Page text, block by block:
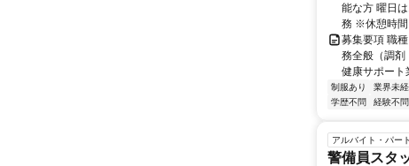
能な方 曜日
務 ※休憩時間
募集要項 職
務全般（調剤
健康サポート
制服あり 業界未
学歴不問
経験不問
アルバイト・パート
警備員スタ